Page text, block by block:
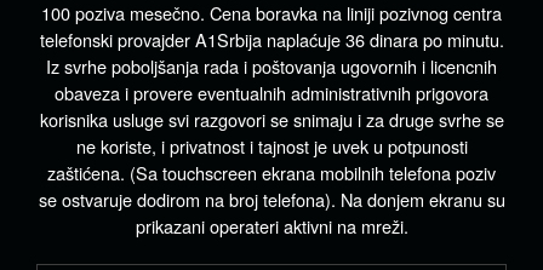
100 poziva mesečno. Cena boravka na liniji pozivnog centra
telefonski provajder A1Srbija naplaćuje 36 dinara po minutu.
Iz svrhe poboljšanja rada i poštovanja ugovornih i licencnih
obaveza i provere eventualnih administrativnih prigovora
korisnika usluge svi razgovori se snimaju i za druge svrhe se
ne koriste, i privatnost i tajnost je uvek u potpunosti
zaštićena. (Sa touchscreen ekrana mobilnih telefona poziv
se ostvaruje dodirom na broj telefona). Na donjem ekranu su
prikazani operateri aktivni na mreži.